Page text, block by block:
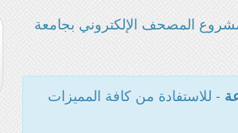
المصحف الإلكتروني بجامعة
- للاستفادة من كافة المميزات